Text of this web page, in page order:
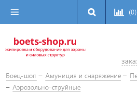
(0)
Боец-шоп Амуниция и снаряжение
Аэрозольно-струйные